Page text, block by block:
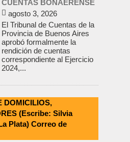
CUENTAS BONAERENSE
agosto 3, 2026
El Tribunal de Cuentas de la
Provincia de Buenos Aires
aprobó formalmente la
rendición de cuentas
correspondiente al Ejercicio
2024,...